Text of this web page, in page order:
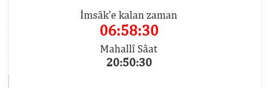
İmsâk'e kalan zaman
06:58:30
Mahallî Sâat
20:50:30